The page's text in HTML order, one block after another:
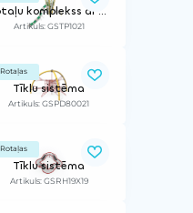
Rotaļu komplekss ar tīkiem "Koku galotnēs"
Artikuls: GSTP1021
Rotaļas
Tīklu sistēma
Artikuls: GSPD80021
Rotaļas
Tīklu sistēma
Artikuls: GSRH19X19